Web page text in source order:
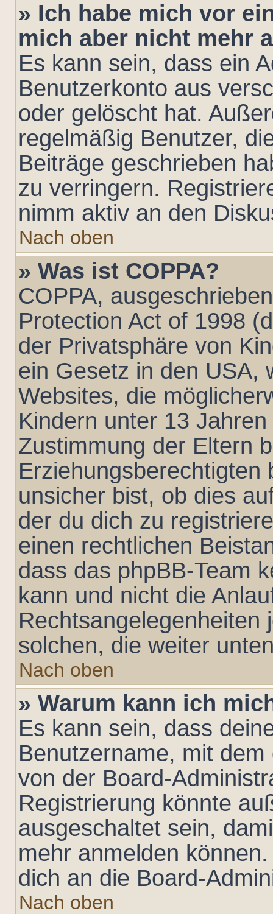
» Ich habe mich vor
mich aber nicht mehr
Es kann sein, dass ein
Benutzerkonto aus
oder gelöscht hat.
regelmäßig Benutzer,
Beiträge geschrieben
zu verringern.
nimm aktiv an den
Nach oben
» Was ist COPPA?
COPPA,
Protection Act of 1998
der Privatsphäre von
ein Gesetz in den USA,
Websites, die
Kindern unter 13
Zustimmung der Eltern
Erziehungsberechtigten
unsicher bist, ob dies
der du dich zu
einen rechtlichen
dass das phpBB-Team
kann und nicht die
Rechtsangelegenheiten
solchen, die weiter
Nach oben
» Warum kann ich
Es kann sein, dass
Benutzername, mit
von der Board-
Registrierung könnte
ausgeschaltet sein,
mehr anmelden
dich an die Board-
Nach oben